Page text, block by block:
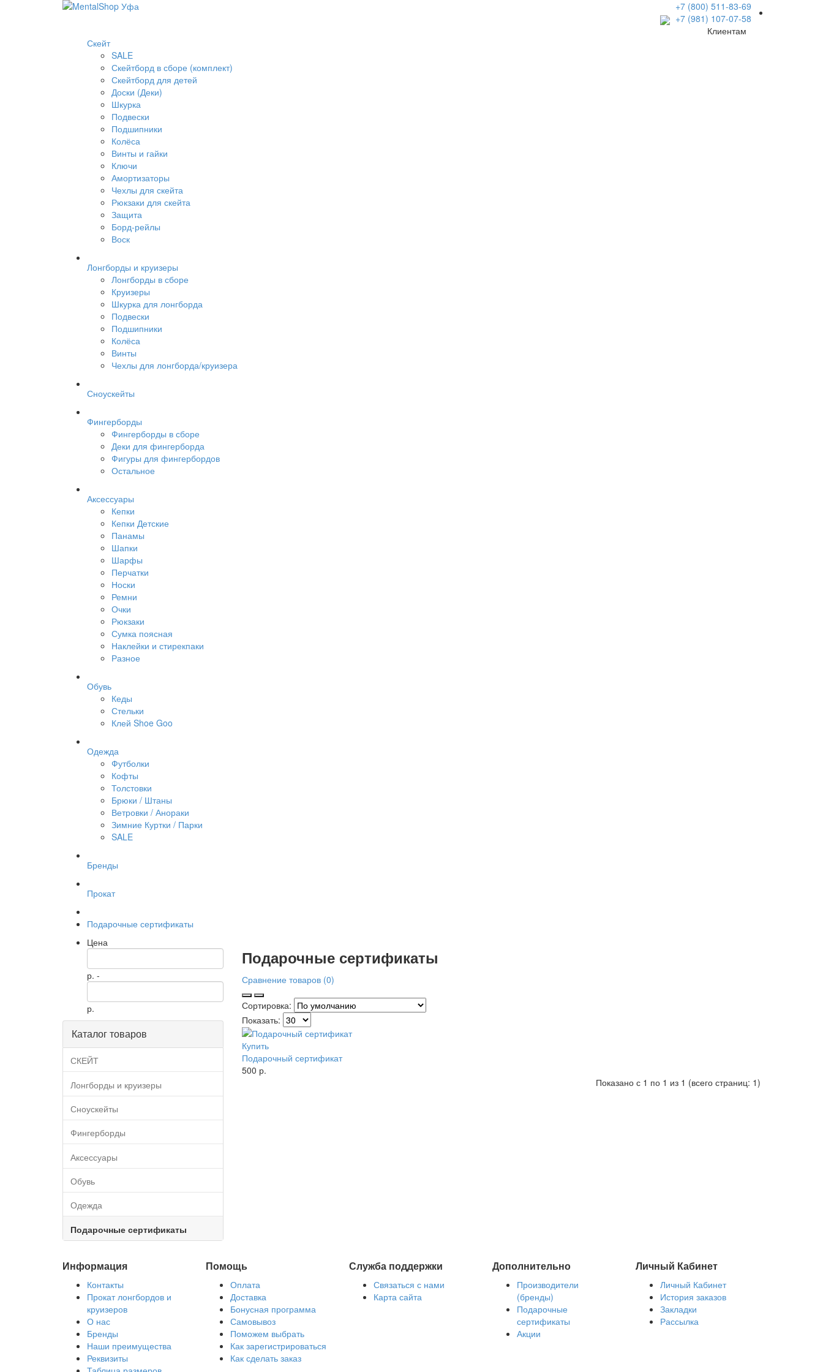
+7 (800) 511-83-69
+7 (981) 107-07-58
Клиентам
Скейт
SALE
Скейтборд в сборе (комплект)
Скейтборд для детей
Доски (Деки)
Шкурка
Подвески
Подшипники
Колёса
Винты и гайки
Ключи
Амортизаторы
Чехлы для скейта
Рюкзаки для скейта
Защита
Борд-рейлы
Воск
Лонгборды и круизеры
Лонгборды в сборе
Круизеры
Шкурка для лонгборда
Подвески
Подшипники
Колёса
Винты
Чехлы для лонгборда/круизера
Сноускейты
Фингерборды
Фингерборды в сборе
Деки для фингерборда
Фигуры для фингербордов
Остальное
Аксессуары
Кепки
Кепки Детские
Панамы
Шапки
Шарфы
Перчатки
Носки
Ремни
Очки
Рюкзаки
Сумка поясная
Наклейки и стирекпаки
Разное
Обувь
Кеды
Стельки
Клей Shoe Goo
Одежда
Футболки
Кофты
Толстовки
Брюки / Штаны
Ветровки / Анораки
Зимние Куртки / Парки
SALE
Бренды
Прокат
Подарочные сертификаты
Цена
р. -
р.
Каталог товаров
СКЕЙТ
Лонгборды и круизеры
Сноускейты
Фингерборды
Аксессуары
Обувь
Одежда
Подарочные сертификаты
Подарочные сертификаты
Сравнение товаров (0)
Сортировка:
Показать:
Купить
Подарочный сертификат
500 р.
Показано с 1 по 1 из 1 (всего страниц: 1)
Информация
Контакты
Прокат лонгбордов и
круизеров
О нас
Бренды
Наши преимущества
Реквизиты
Помощь
Оплата
Доставка
Бонусная программа
Самовывоз
Поможем выбрать
Как зарегистрироваться
Как сделать заказ
Служба поддержки
Связаться с нами
Карта сайта
Дополнительно
Производители
(бренды)
Подарочные
сертификаты
Акции
Личный Кабинет
Личный Кабинет
История заказов
Закладки
Рассылка